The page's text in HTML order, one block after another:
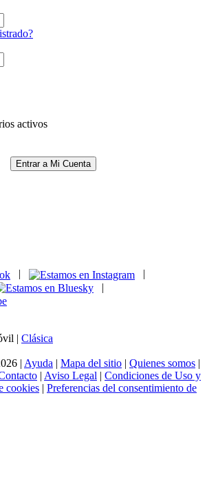
activos
Entrar a Mi Cuenta
|
| Clásica
| Ayuda | Mapa del sitio | Quienes somos |
| Aviso Legal | Condiciones de Uso y
cookies | Preferencias del consentimiento de